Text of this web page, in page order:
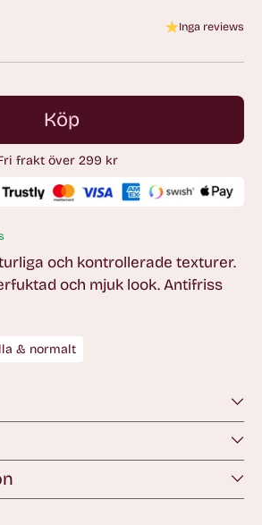
Inga reviews
Köp
frakt över 299 kr
och kontrollerade texturer.
och mjuk look. Antifriss
& normalt